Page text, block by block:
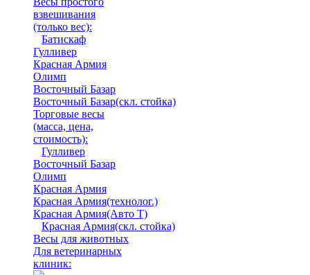
взвешивания
(только вес):
Батискаф
Гулливер
Красная Армия
Олимп
Восточный Базар
Восточный Базар(скл. стойка)
Торговые весы
(масса, цена,
стоимость):
Гулливер
Восточный Базар
Олимп
Красная Армия
Красная Армия(технолог.)
Красная Армия(Авто Т)
Красная Армия(скл. стойка)
Весы для животных
Для ветеринарных
клиник: